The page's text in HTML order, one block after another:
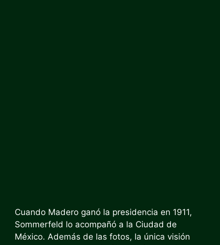
Cuando Madero ganó la presidencia en 1911,
Sommerfeld lo acompañó a la Ciudad de
México. Además de las fotos, la única visión